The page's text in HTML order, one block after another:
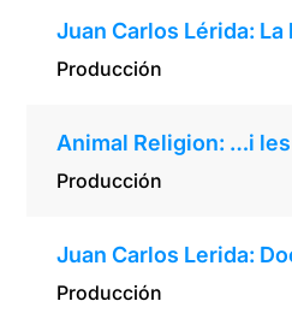
Juan Carlos Lérida:
Producción
Animal Religion: …i
Producción
Juan Carlos Lerida:
Producción